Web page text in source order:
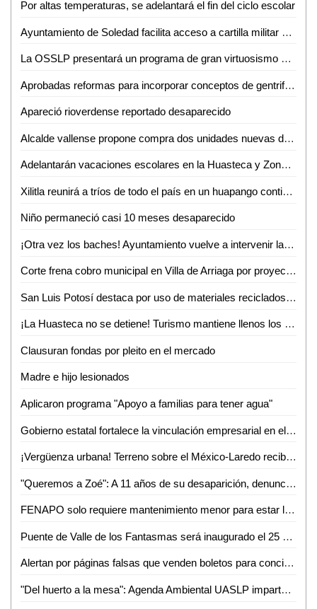
Por altas temperaturas, se adelantará el fin del ciclo escolar
Ayuntamiento de Soledad facilita acceso a cartilla militar con jornadas en planteles educativos
La OSSLP presentará un programa de gran virtuosismo y tradición musical en el teatro de la paz
Aprobadas reformas para incorporar conceptos de gentrificación y vivienda asequible
Apareció rioverdense reportado desaparecido
Alcalde vallense propone compra dos unidades nuevas de recolección de basura
Adelantarán vacaciones escolares en la Huasteca y Zona Media por altas temperaturas
Xilitla reunirá a tríos de todo el país en un huapango continuo para lograr un Récord Guinness
Niño permaneció casi 10 meses desaparecido
¡Otra vez los baches! Ayuntamiento vuelve a intervenir la avenida Ejército Mexicano
Corte frena cobro municipal en Villa de Arriaga por proyectos federales
San Luis Potosí destaca por uso de materiales reciclados en procesos productivos: INEGI
¡La Huasteca no se detiene! Turismo mantiene llenos los parajes y alista otro verano inolvidable
Clausuran fondas por pleito en el mercado
Madre e hijo lesionados
Aplicaron programa "Apoyo a familias para tener agua"
Gobierno estatal fortalece la vinculación empresarial en el bajío
¡Vergüenza urbana! Terreno sobre el México-Laredo recibe basura a plena vista de todos
"Queremos a Zoé": A 11 años de su desaparición, denuncian omisiones y olvido en el caso
FENAPO solo requiere mantenimiento menor para estar lista en agosto: Seduvop
Puente de Valle de los Fantasmas será inaugurado el 25 de julio previo a la FENAPO 2026
Alertan por páginas falsas que venden boletos para conciertos de la FENAPO
"Del huerto a la mesa": Agenda Ambiental UASLP imparte talleres de sustentabilidad y alimentación consciente